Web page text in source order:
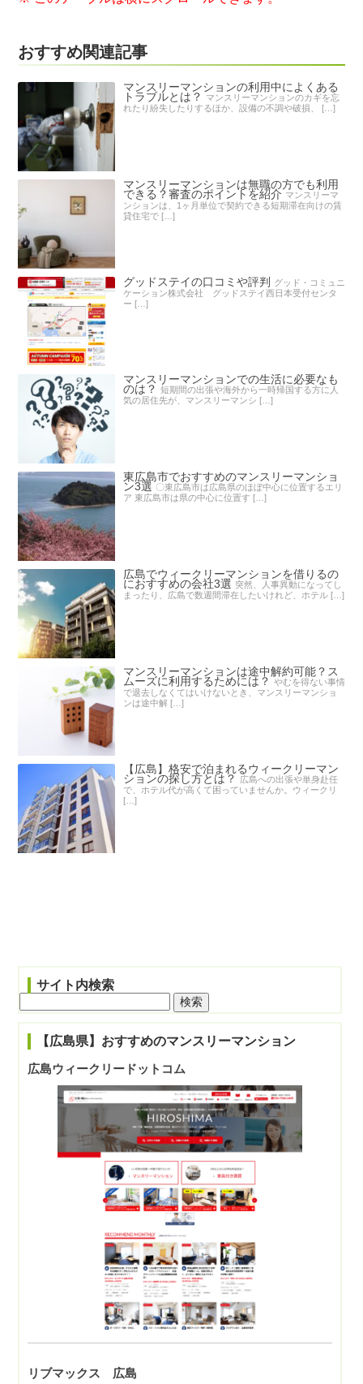
おすすめ関連記事
マンスリーマンションの利用中によくある
トラブルとは？
マンスリーマンションのカギを忘
れたり紛失したりするほか、設備の不調や破損、 […]
マンスリーマンションは無職の方でも利用
できる？審査のポイントを紹介 マンスリーマ
ンションは、1ヶ月単位で契約できる短期滞在向けの賃
貸住宅で […]
グッドステイの口コミや評判
グッド・コミュニ
ケーション株式会社 グッドステイ西日本受付センタ
ー […]
マンスリーマンションでの生活に必要なも
のは？ 短期間の出張や海外から一時帰国する方に人
気の居住先が、マンスリーマンシ […]
東広島市でおすすめのマンスリーマンショ
ン3選 〇東広島市は広島県のほぼ中心に位置するエリ
ア 東広島市は県の中心に位置す […]
広島でウィークリーマンションを借りるの
におすすめの会社3選 突然、人事異動になってし
まったり、広島で数週間滞在したいけれど、ホテル […]
マンスリーマンションは途中解約可能？ス
ムーズに利用するためには？ やむを得ない事情
で退去しなくてはいけないとき、マンスリーマンショ
ンは途中解 […]
【広島】格安で泊まれるウィークリーマン
ションの探し方とは？
広島への出張や単身赴任
で、ホテル代が高くて困っていませんか。ウィークリ
[…]
サイト内検索
【広島県】おすすめのマンスリーマンション
広島ウィークリードットコム
リブマックス 広島